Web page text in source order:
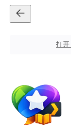
打开